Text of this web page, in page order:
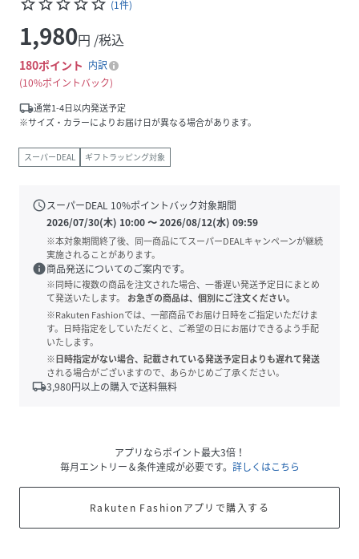
star_borderstar_borderstar_borderstar_borderstar_border (1件)
1,980円 /税込
180ポイント 内訳
10%ポイントバック
local_shipping通常1-4日以内発送予定
※サイズ・カラーによりお届け日が異なる場合があります。
スーパーDEAL ギフトラッピング対象
scheduleスーパーDEAL 10%ポイントバック対象期間
2026/07/30(木) 10:00〜2026/08/12(水) 09:59
※本対象期間終了後、同一商品にてスーパーDEALキャンペーンが継続
実施されることがあります。
info商品発送についてのご案内です。
※同時に複数の商品を注文された場合、一番遅い発送予定日にまとめ
て発送いたします。
お急ぎの商品は、個別にご注文ください。
※Rakuten Fashionでは、一部商品でお届け日時をご指定いただけま
す。日時指定をしていただくと、ご希望の日にお届けできるよう手配
いたします。
※日時指定がない場合、記載されている発送予定日よりも遅れて発送
される場合がございますので、あらかじめご了承ください。
local_shipping3,980円以上の購入で送料無料
アプリならポイント最大3倍！
毎月エントリー＆条件達成が必要です。 詳しくはこちら
Rakuten Fashionアプリで購入する